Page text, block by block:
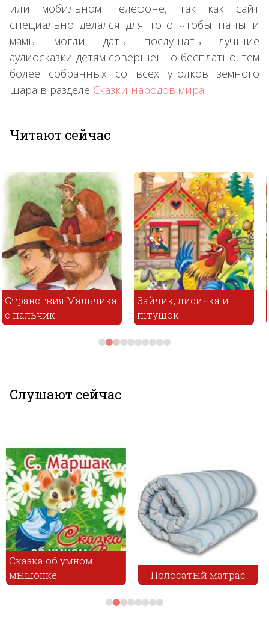
или мобильном телефоне, так как сайт
специально делался для того чтобы папы и
мамы могли дать послушать лучшие
аудиосказки детям совершенно бесплатно, тем
более собранных со всех уголков земного
шара в разделе Сказки народов мира.
Читают сейчас
Зайчик, лисичка и
пітушок
Мачехина дочь и
падчерица
Слушают сейчас
Полосатый матрас Судьба репейника